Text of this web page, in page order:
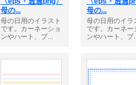
母の...
母の日用のイラスト
です。カーネーショ
ンやハート、プ...
母の...
母の日用のイラ
です。カーネー
ンやハート、プ